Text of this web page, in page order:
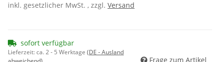
inkl. gesetzlicher MwSt. , zzgl. Versand
sofort verfügbar
Lieferzeit:ca. 2 - 5 Werktage (DE - Ausland
Frage zum Artikel